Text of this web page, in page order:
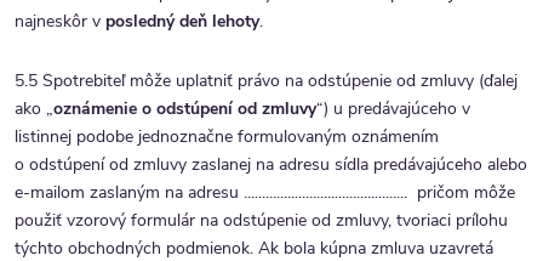
najneskôr v posledný deň lehoty.
5.5 Spotrebiteľ môže uplatniť právo na odstúpenie od zmluvy (ďalej
ako „oznámenie o odstúpení od zmluvy“) u predávajúceho v
listinnej podobe jednoznačne formulovaným oznámením
o odstúpení od zmluvy zaslanej na adresu sídla predávajúceho alebo
e-mailom zaslaným na adresu ............................................. pričom môže
použiť vzorový formulár na odstúpenie od zmluvy, tvoriaci prílohu
týchto obchodných podmienok. Ak bola kúpna zmluva uzavretá